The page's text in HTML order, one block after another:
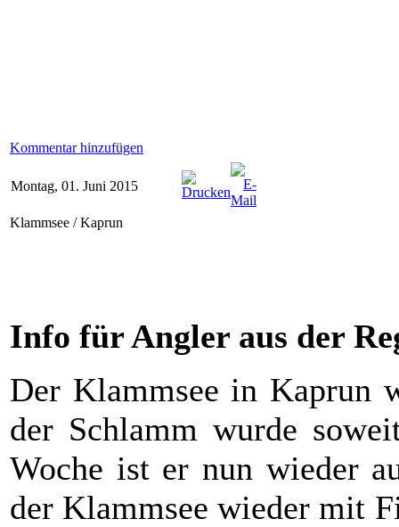
Kommentar hinzufügen
Montag, 01. Juni 2015
Klammsee / Kaprun
Info für Angler aus der
Der Klammsee in Kaprun
der Schlamm wurde
Woche ist er nun wieder
der Klammsee wieder mit